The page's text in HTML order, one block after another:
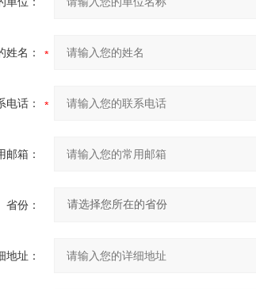
姓名：
电话：
邮箱：
省份：
地址：